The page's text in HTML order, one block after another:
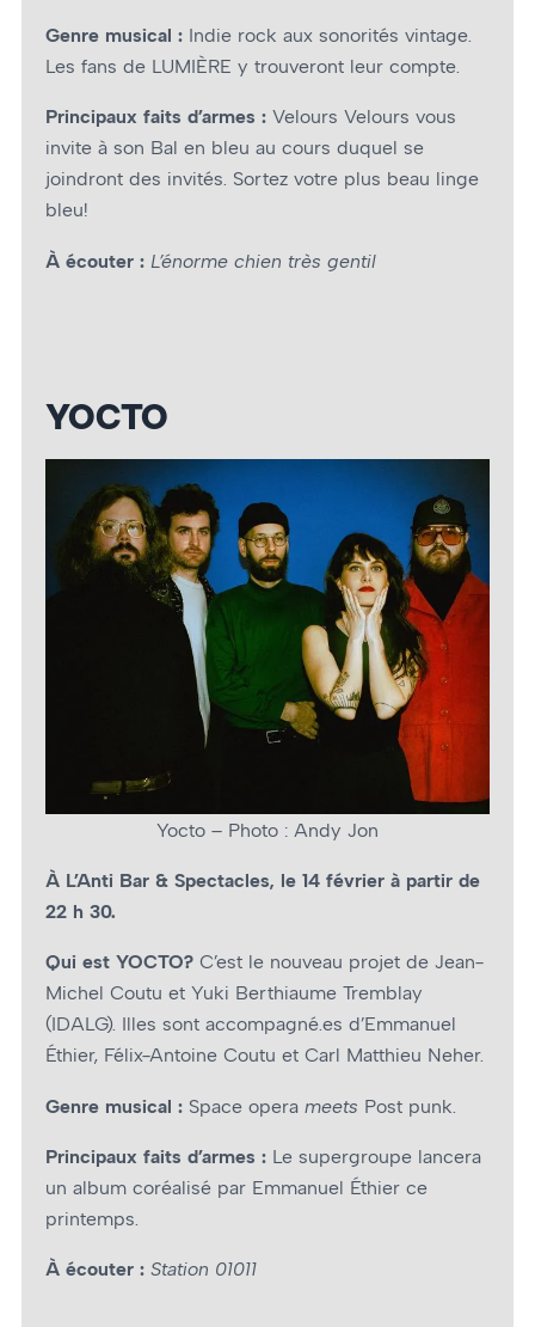
Genre musical : Indie rock aux sonorités vintage.
Les fans de LUMIÈRE y trouveront leur compte.
Principaux faits d’armes : Velours Velours vous
invite à son Bal en bleu au cours duquel se
joindront des invités. Sortez votre plus beau linge
bleu!
À écouter : L’énorme chien très gentil
YOCTO
Yocto – Photo : Andy Jon
À L’Anti Bar & Spectacles, le 14 février à partir de
22 h 30.
Qui est YOCTO? C’est le nouveau projet de Jean-
Michel Coutu et Yuki Berthiaume Tremblay
(IDALG). Illes sont accompagné.es d’Emmanuel
Éthier, Félix-Antoine Coutu et Carl Matthieu Neher.
Genre musical : Space opera meets Post punk.
Principaux faits d’armes : Le supergroupe lancera
un album coréalisé par Emmanuel Éthier ce
printemps.
À écouter : Station 01011